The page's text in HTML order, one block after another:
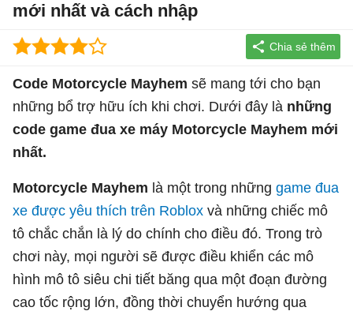
mới nhất và cách nhập
Code Motorcycle Mayhem sẽ mang tới cho bạn
những bổ trợ hữu ích khi chơi. Dưới đây là những
code game đua xe máy Motorcycle Mayhem mới
nhất.
Motorcycle Mayhem là một trong những game đua
xe được yêu thích trên Roblox và những chiếc mô
tô chắc chắn là lý do chính cho điều đó. Trong trò
chơi này, mọi người sẽ được điều khiển các mô
hình mô tô siêu chi tiết băng qua một đoạn đường
cao tốc rộng lớn, đồng thời chuyển hướng qua